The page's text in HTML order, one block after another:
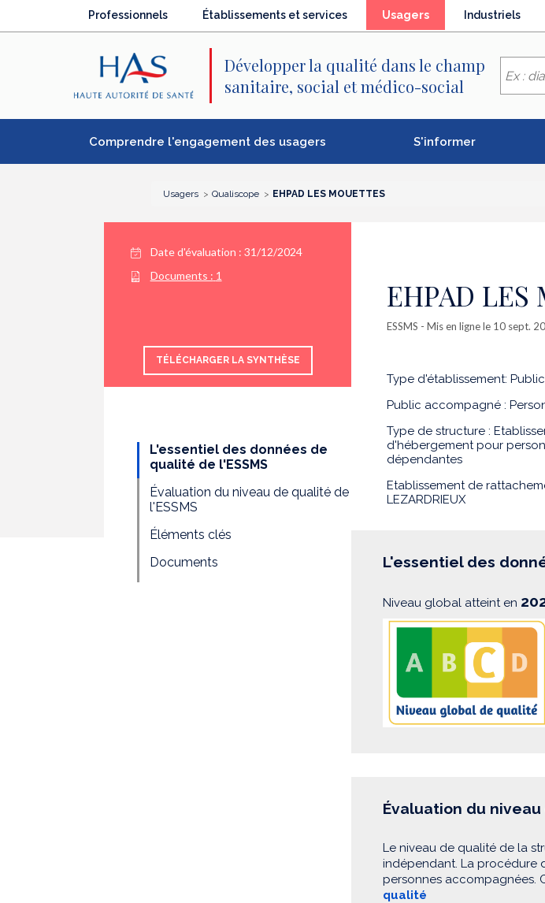
Professionnels Établissements et services Usagers(élémentIndustriels
Développer la qualité dans le champ
sanitaire, social et médico-social
Comprendre l'engagement des usagers S'informer
Usagers Qualiscope EHPAD LES MOUETTES
Date d'évaluation : 31/12/2024
Documents : 1
TÉLÉCHARGER LA SYNTHÈSE
L'essentiel des données de
qualité de l'ESSMS
Évaluation du niveau de qualité de
l'ESSMS
Éléments clés
Documents
EHPAD LES
ESSMS - Mis en ligne le 10 sept.
Type d'établissement: Public
Public accompagné :
Type de structure :
d'hébergement pour
dépendantes
Etablissement de
LEZARDRIEUX
L'essentiel des
Niveau global atteint en
Évaluation du
Le niveau de qualité de la
indépendant. La procédure
personnes accompagnées.
qualité